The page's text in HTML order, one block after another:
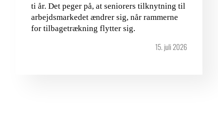
ti år. Det peger på, at seniorers tilknytning til
arbejdsmarkedet ændrer sig, når rammerne
for tilbagetrækning flytter sig.
15. juli 2026